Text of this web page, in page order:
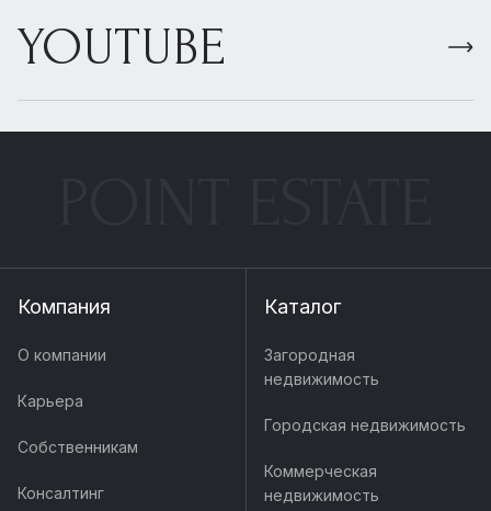
YOUTUBE
Компания
О компании
Карьера
Собственникам
Консалтинг
Каталог
Загородная
недвижимость
Городская недвижимость
Коммерческая
недвижимость